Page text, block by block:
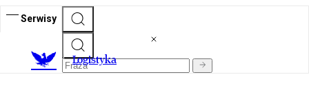
Serwisy
Logistyka